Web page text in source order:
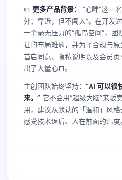
📜 更多产品背景：
“心畔”这一
外；靠近，但不闯入”。在开发
一个毫无压力的“孤岛空间”，
让的布局难题，并为了合规与
首启同意、隐私说明以及会员
出了大量心血。
主创团队始终坚持： “AI 可以很
来。” 它不会用“超级大脑”来贩
用，建议从默认的「温和」风
感受技术退后、人在前面的温度